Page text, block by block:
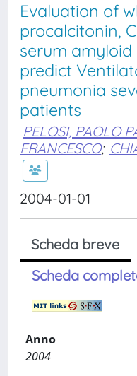
Evaluation of
procalcitonin,
serum
predict
pneumonia
patients
PELOSI, PAOLO
FRANCESCO;
2004-01-01
Scheda breve
Scheda
Anno
2004